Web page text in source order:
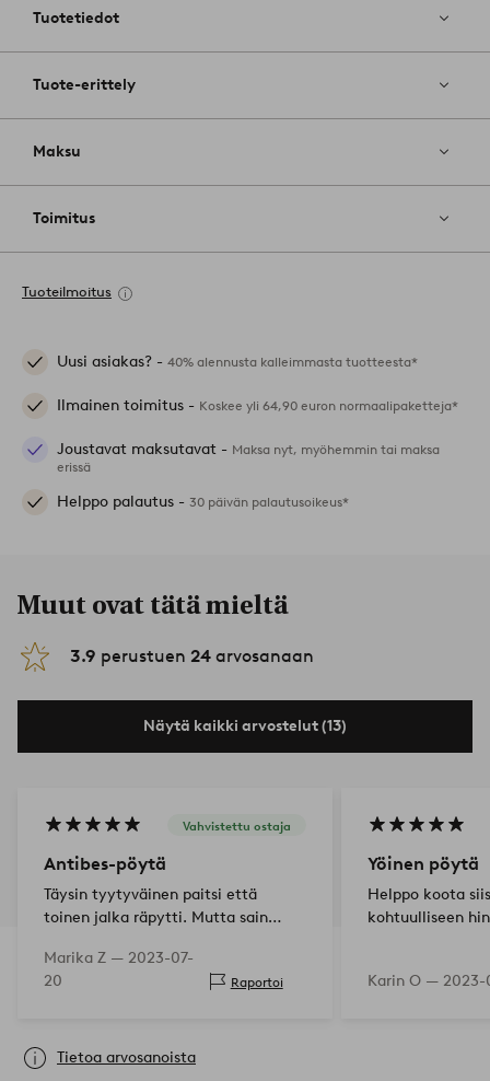
Tuotetiedot
Tuote-erittely
Maksu
Toimitus
Tuoteilmoitus
Uusi asiakas? - 40% alennusta kalleimmasta tuotteesta*
Ilmainen toimitus - Koskee yli 64,90 euron normaalipaketteja*
Joustavat maksutavat - Maksa nyt, myöhemmin tai maksa
erissä
Helppo palautus - 30 päivän palautusoikeus*
Muut ovat tätä mieltä
3.9 perustuen 24 arvosanaan
Näytä kaikki arvostelut (13)
Vahvistettu ostaja
Antibes-pöytä
Täysin tyytyväinen paitsi että
toinen jalka räpytti. Mutta sain
aurinkoisesta keltaisesta
pöydästäni.
Marika Z — 2023-07-
20
Raportoi
Yöinen pöytä
Helppo koota
kohtuulliseen
Karin O — 2023-
Tietoa arvosanoista